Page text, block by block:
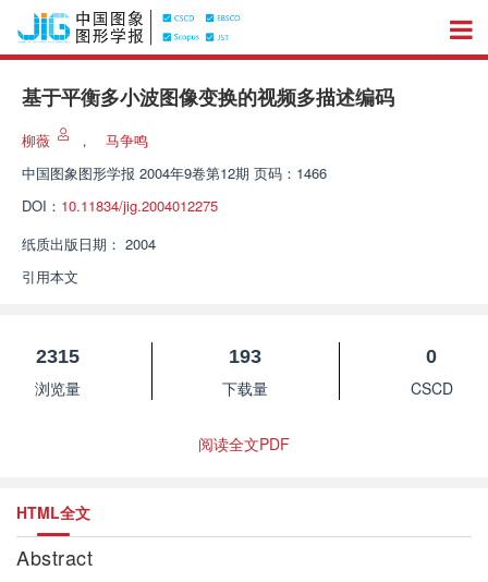
基于平衡多小波图像变换的视频多描述编码
柳薇 ，
马争鸣
中国图象图形学报 2004年9卷第12期 页码：1466
DOI： 10.11834/jig.2004012275
纸质出版日期： 2004
引用本文
2315
浏览量
193
下载量
0
CSCD
阅读全文PDF
HTML全文
Abstract